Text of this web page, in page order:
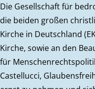
Die Gesellschaft für
die beiden großen
Kirche in Deutschland
Kirche, sowie an den
für
Castellucci,